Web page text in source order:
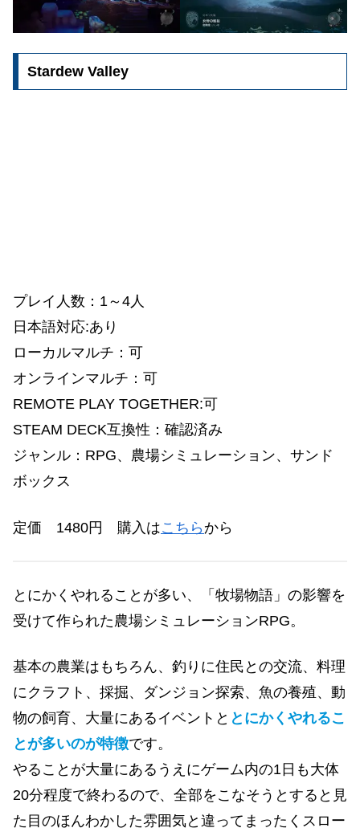
Stardew Valley
プレイ人数：1～4人
日本語対応:あり
ローカルマルチ：可
オンラインマルチ：可
REMOTE PLAY TOGETHER:可
STEAM DECK互換性： 確認済み
ジャンル：RPG、農場シミュレーション、サンド
ボックス
定価 1480円 購入はこちらから
とにかくやれることが多い、「牧場物語」の影響を
受けて作られた農場シミュレーションRPG。
基本の農業はもちろん、釣りに住民との交流、料理
にクラフト、採掘、ダンジョン探索、魚の養殖、動
物の飼育、大量にあるイベントと とにかくやれるこ
とが多いのが特徴です。
やることが大量にあるうえにゲーム内の1日も大体
20分程度で終わるので、全部をこなそうとすると見
た目のほんわかした雰囲気と違ってまったくスロー